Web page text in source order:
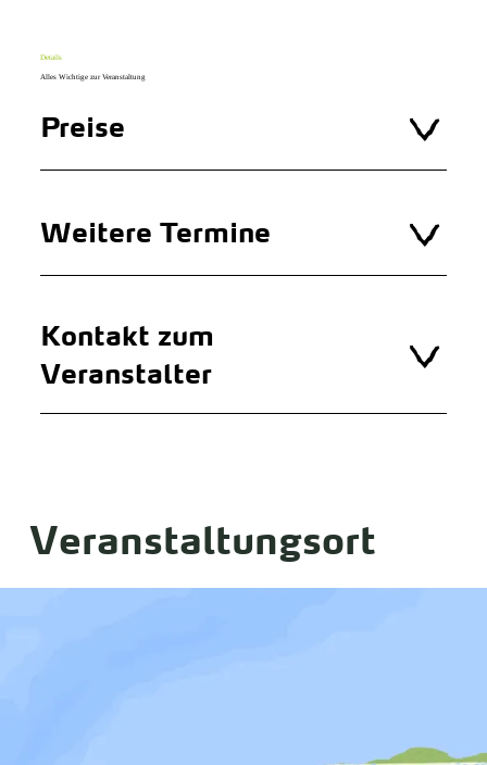
Details
Alles Wichtige zur Veranstaltung
Preise
Weitere Termine
Kontakt zum
Veranstalter
Veranstaltungsort